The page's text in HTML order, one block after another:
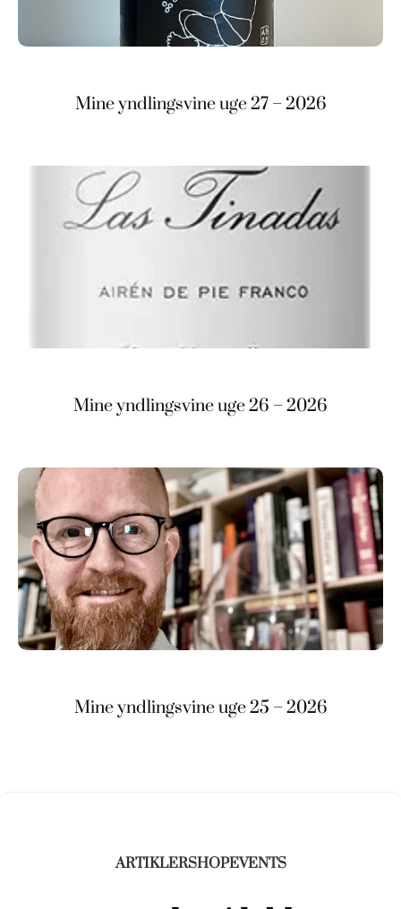
Mine yndlingsvine uge 27 – 2026
Mine yndlingsvine uge 26 – 2026
Mine yndlingsvine uge 25 – 2026
ARTIKLERSHOPEVENTS